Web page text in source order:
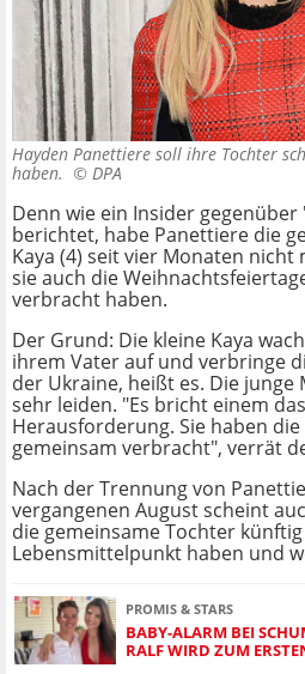
Hayden Panettiere soll ihre Tochter
haben. © DPA
Denn wie ein Insider gegenüber
berichtet, habe Panettiere die
Kaya (4) seit vier Monaten nicht
sie auch die
verbracht haben.
Der Grund: Die kleine Kaya
ihrem Vater auf und verbringe
der Ukraine, heißt es. Die
sehr leiden. "Es bricht einem
Herausforderung. Sie haben
gemeinsam verbracht", verrät
Nach der Trennung von
vergangenen August scheint
die gemeinsame Tochter
Lebensmittelpunkt haben und
PROMIS & STARS
BABY-ALARM BEI
RALF WIRD ZUM